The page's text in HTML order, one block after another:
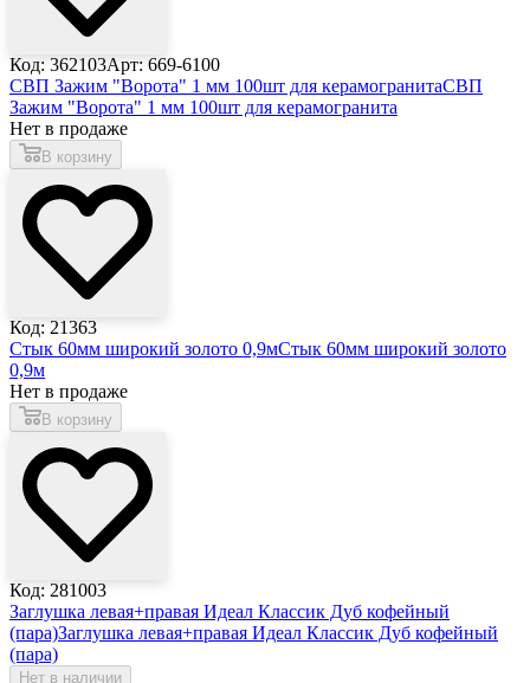
Код: 362103Арт: 669-6100
СВП Зажим "Ворота" 1 мм 100шт для керамогранитаСВП
Зажим "Ворота" 1 мм 100шт для керамогранита
Нет в продаже
В корзину
Код: 21363
Стык 60мм широкий золото 0,9мСтык 60мм широкий золото
0,9м
Нет в продаже
В корзину
Код: 281003
Заглушка левая+правая Идеал Классик Дуб кофейный
(пара)Заглушка левая+правая Идеал Классик Дуб кофейный
(пара)
Нет в наличии